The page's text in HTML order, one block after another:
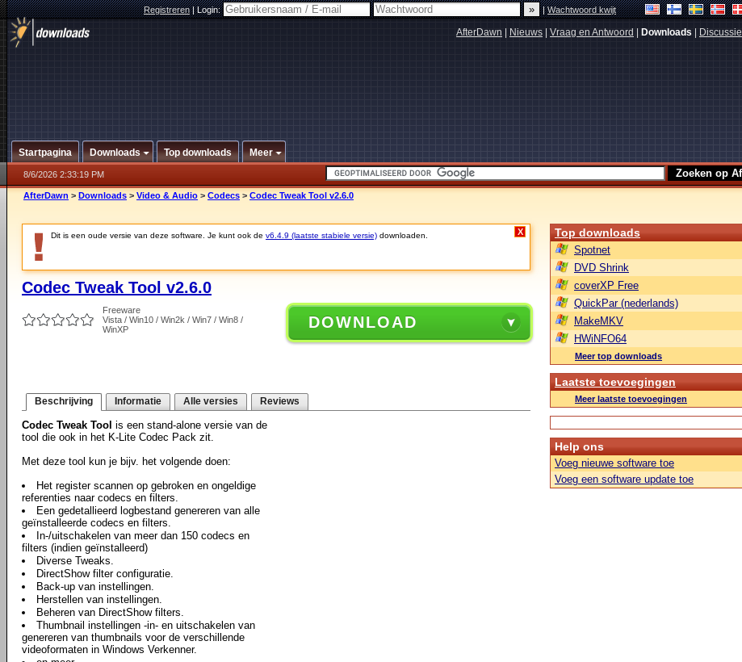
Registreren|Login: |Wachtwoord kwijt
AfterDawn Nieuws Vraag en Antwoord Downloads Discussie
Startpagina Downloads Top downloads Meer
8/6/2026 2:33:19 PM
AfterDawn > Downloads > Video & Audio > Codecs > Codec Tweak Tool v2.6.0
Dit is een oude versie van deze software. Je kunt ook de v6.4.9 (laatste stabiele versie) downloaden. X
Codec Tweak Tool v2.6.0
Freeware
Vista / Win10 / Win2k / Win7 / Win8 /
WinXP
DOWNLOAD
Beschrijving Informatie Alle versies Reviews
Codec Tweak Tool is een stand-alone versie van de
tool die ook in het K-Lite Codec Pack zit.
Met deze tool kun je bijv. het volgende doen:
Het register scannen op gebroken en ongeldige
referenties naar codecs en filters.
Een gedetallieerd logbestand genereren van alle
geïnstalleerde codecs en filters.
In-/uitschakelen van meer dan 150 codecs en
filters (indien geïnstalleerd)
Diverse Tweaks.
DirectShow filter configuratie.
Back-up van instellingen.
Herstellen van instellingen.
Beheren van DirectShow filters.
Thumbnail instellingen -in- en uitschakelen van
genereren van thumbnails voor de verschillende
videoformaten in Windows Verkenner.
Top downloads
Spotnet
DVD Shrink
coverXP Free
QuickPar (nederlands)
MakeMKV
HWiNFO64
Meer top downloads
Laatste toevoegingen
Meer laatste toevoegingen
Help ons
Voeg nieuwe software toe
Voeg een software update toe